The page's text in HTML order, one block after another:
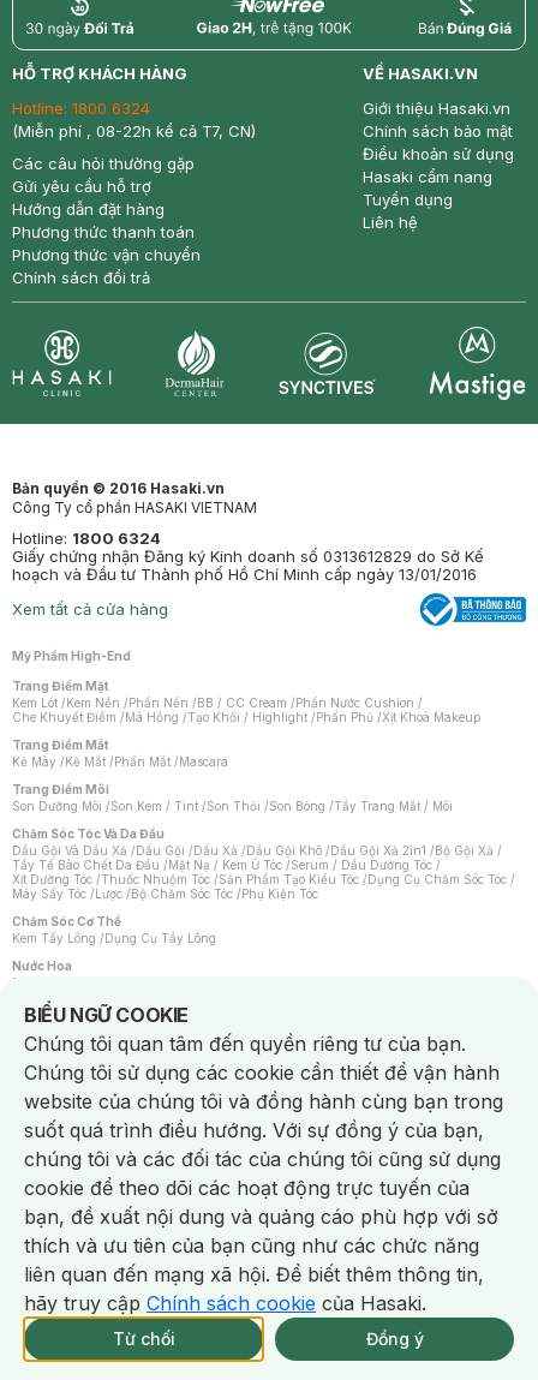
NowFree 2H Giao Nhanh Miễn Phí 2H Xem chi tiết
337 CN TẠM HẾT SP
THÔNG BÁO
KHI CÓ HÀNG ONLINE
return nowfree price
HỖ TRỢ KHÁCH HÀNG
Hotline: 1800 6324
(Miễn phí , 08-22h kể cả T7, CN)
Các câu hỏi thường gặp
Gửi yêu cầu hỗ trợ
Hướng dẫn đặt hàng
Phương thức thanh toán
Phương thức vận chuyển
Chính sách đổi trả
VỀ HASAKI.VN
Giới thiệu Hasaki.vn
Chính sách bảo mật
Điều khoản sử dụng
Hasaki cẩm nang
Tuyển dụng
Liên hệ
Bản quyền © 2016 Hasaki.vn
Công Ty cổ phần HASAKI VIETNAM
Hotline: 1800 6324
Giấy chứng nhận Đăng ký Kinh doanh số 0313612829 do Sở Kế
hoạch và Đầu tư Thành phố Hồ Chí Minh cấp ngày 13/01/2016
Xem tất cả cửa hàng
Mỹ Phẩm High-End
Trang Điểm Mặt
Kem Lót /Kem Nền /Phấn Nền /BB / CC Cream /Phấn Nước Cushion /
Che Khuyết Điểm /Má Hồng /Tạo Khối / Highlight /Phấn Phủ /Xịt Khoá Makeup
Trang Điểm Mắt
Kẻ Mày /Kẻ Mắt /Phấn Mắt /Mascara
Trang Điểm Môi
Son Dưỡng Môi /Son Kem / Tint /Son Thỏi /Son Bóng /Tẩy Trang Mắt / Môi
Chăm Sóc Tóc Và Da Đầu
Dầu Gội Và Dầu Xả /Dầu Gội /Dầu Xả /Dầu Gội Khô /Dầu Gội Xả 2in1 /Bộ Gội Xả /
Tẩy Tế Bào Chết Da Đầu /Mặt Nạ / Kem Ủ Tóc /Serum / Dầu Dưỡng Tóc /
Xịt Dưỡng Tóc /Thuốc Nhuộm Tóc /Sản Phẩm Tạo Kiểu Tóc /Dụng Cụ Chăm Sóc Tóc /
Máy Sấy Tóc /Lược /Bộ Chăm Sóc Tóc /Phụ Kiện Tóc
Chăm Sóc Cơ Thể
Kem Tẩy Lông /Dụng Cụ Tẩy Lông
Nước Hoa
Nước Hoa Nữ
Chăm Sóc Cá Nhân
Chống Muỗi /Khẩu Trang /Máy Massage/Mặt Nạ Xông Hơi /Nước Rửa Tay/
Sản Phẩm Chăm Sóc Khác /Bàn Chải Đánh Răng /Bàn Chải Điện/
Hỗ Trợ Trắng Răng/Kem Đánh Răng /Máy Tăm Nước/ Nước Súc Miệng/
Tăm / Chỉ Nha Khoa/ Xịt Thơm Miệng / Dung Dịch Vệ Sinh/Dưỡng Vùng Kín/
Khăn Ướt Vệ Sinh Vùng Kín/Băng Vệ Sinh/Tampon/Bọt Cạo Râu /Dao Cạo Râu/
Máy Cạo Râu
Vấn Đề Về Da
Da Dầu / Lỗ Chân Lông To/ Da Khô / Mất Nước/ Da Lão Hóa/ Da Mụn/
Da Nhạy Cảm / Kích Ứng
Da Xỉn Màu Thâm / Nám / Tàn Nhang
Quầng Thâm & Bọng Mắt /Sẹo /Viêm Da Cơ Địa
Dụng Cụ / Phụ Kiện Chăm Sóc Da
Bông Tẩy Trang
Khăn Lau Mặt Khô Dụng Cụ / Máy Rửa Mặt Máy Chăm Sóc Da
Dụng Cụ Chăm Sóc Khác
BIỂU NGỮ COOKIE
Notice about cookies usage
Chúng tôi quan tâm đến quyền riêng tư của bạn.
Chúng tôi sử dụng các cookie cần thiết để vận hành
website của chúng tôi và đồng hành cùng bạn trong
suốt quá trình điều hướng. Với sự đồng ý của bạn,
chúng tôi và các đối tác của chúng tôi cũng sử dụng
cookie để theo dõi các hoạt động trực tuyến của
bạn, đề xuất nội dung và quảng cáo phù hợp với sở
thích và ưu tiên của bạn cũng như các chức năng
liên quan đến mạng xã hội. Để biết thêm thông tin,
hãy truy cập Chính sách cookie của Hasaki.
Từ chối Đồng ý